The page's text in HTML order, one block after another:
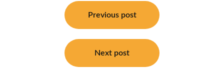
Previous post
Next post